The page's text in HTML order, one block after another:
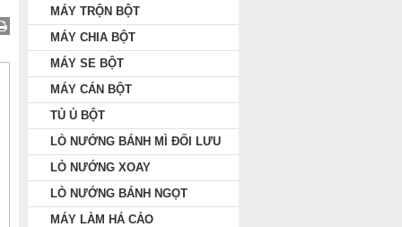
MÁY TRỘN BỘT
MÁY CHIA BỘT
MÁY SE BỘT
MÁY CÁN BỘT
TỦ Ủ BỘT
LÒ NƯỚNG BÁNH MÌ ĐỐI LƯU
LÒ NƯỚNG XOAY
LÒ NƯỚNG BÁNH NGỌT
MÁY LÀM HÁ CẢO